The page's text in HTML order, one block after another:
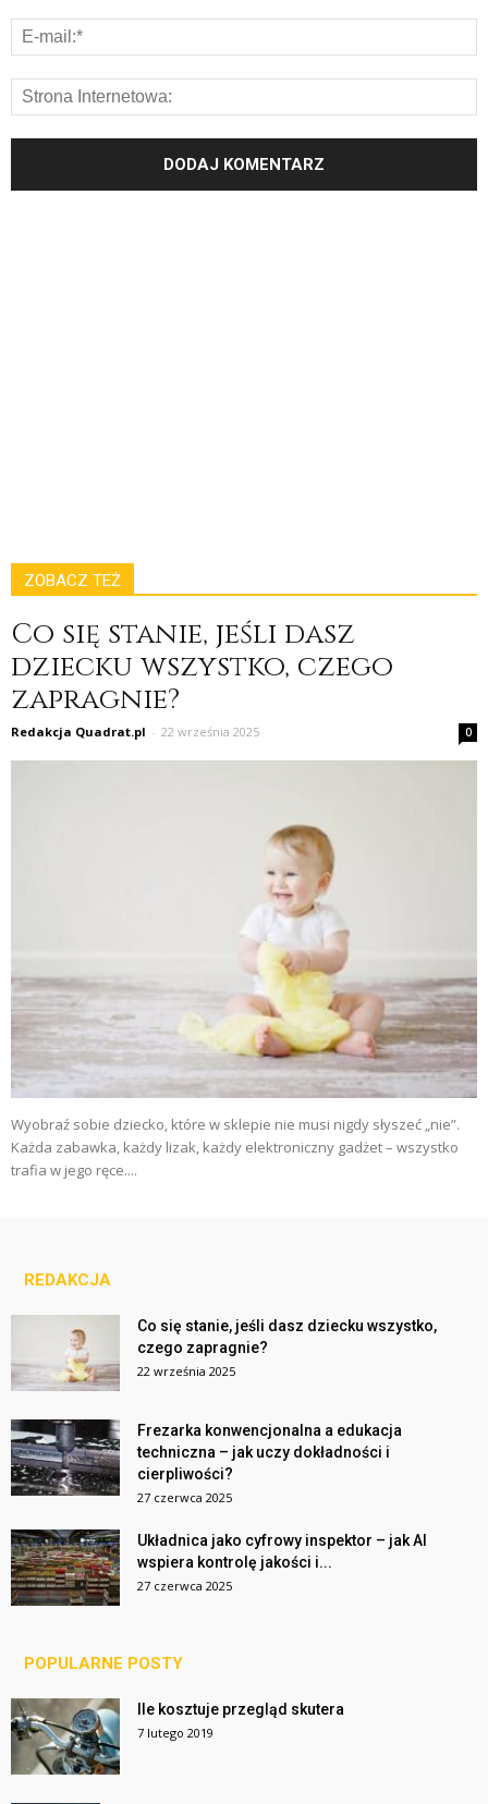
ZOBACZ TEŻ
Co się stanie, jeśli dasz
dziecku wszystko, czego
zapragnie?
Redakcja Quadrat.pl - 22 września 2025 0
Wyobraź sobie dziecko, które w sklepie nie musi nigdy słyszeć „nie”.
Każda zabawka, każdy lizak, każdy elektroniczny gadżet – wszystko
trafia w jego ręce....
REDAKCJA
Co się stanie, jeśli dasz dziecku wszystko,
czego zapragnie?
22 września 2025
Frezarka konwencjonalna a edukacja
techniczna – jak uczy dokładności i
cierpliwości?
27 czerwca 2025
Układnica jako cyfrowy inspektor – jak AI
wspiera kontrolę jakości i...
27 czerwca 2025
POPULARNE POSTY
Ile kosztuje przegląd skutera
7 lutego 2019